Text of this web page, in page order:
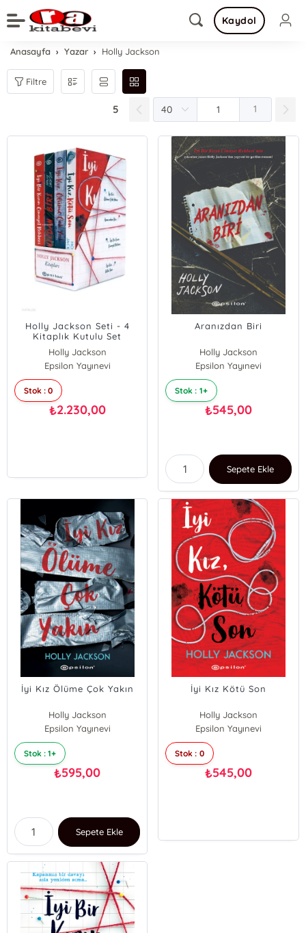
Kaydol
Anasayfa Yazar Holly Jackson
Filtre
5 1
Holly Jackson Seti - 4
Kitaplık Kutulu Set
Holly Jackson
Epsilon Yayınevi
Stok : 0
₺2.230,00
Aranızdan Biri
Holly Jackson
Epsilon Yayınevi
Stok : 1+
₺545,00
Sepete Ekle
İyi Kız Ölüme Çok Yakın
Holly Jackson
Epsilon Yayınevi
Stok : 1+
₺595,00
Sepete Ekle
İyi Kız Kötü Son
Holly Jackson
Epsilon Yayınevi
Stok : 0
₺545,00